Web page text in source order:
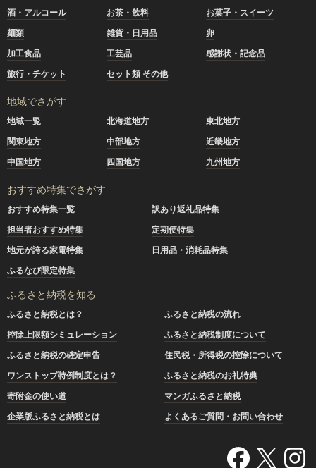
酒・アルコール
お茶・飲料
お菓子・スイーツ
麺類
雑貨・日用品
卵
加工食品
工芸品
感謝状・記念品
旅行・チケット
セット類 その他
地域でさがす
地域一覧 北海道地方
東北地方
関東地方
中部地方
近畿地方
中国地方
四国地方 九州地方
おすすめ特集でさがす
おすすめ特集一覧
訳あり返礼品特集
担当者おすすめ特集
定期便特集
地元が誇る家電特集
日用品・消耗品特集
ふるなび限定特集
ふるさと納税を知る
ふるさと納税とは？
ふるさと納税の流れ
控除上限額シミュレーション
ふるさと納税制度について
ふるさと納税の確定申告
住民税・所得税の控除について
ワンストップ特例制度とは？
ふるさと納税のお礼特典
寄附金の使い道
マンガふるさと納税
企業版ふるさと納税とは
よくあるご質問・お問い合わせ